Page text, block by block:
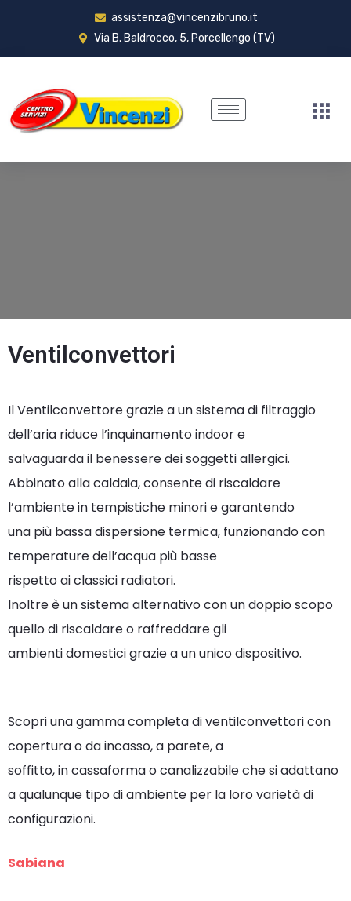
assistenza@vincenzibruno.it
Via B. Baldrocco, 5, Porcellengo (TV)
Ventilconvettori
Il Ventilconvettore grazie a un sistema di filtraggio
dell’aria riduce l’inquinamento indoor e
salvaguarda il benessere dei soggetti allergici.
Abbinato alla caldaia, consente di riscaldare
l’ambiente in tempistiche minori e garantendo
una più bassa dispersione termica, funzionando con
temperature dell’acqua più basse
rispetto ai classici radiatori.
Inoltre è un sistema alternativo con un doppio scopo
quello di riscaldare o raffreddare gli
ambienti domestici grazie a un unico dispositivo.
Scopri una gamma completa di ventilconvettori con
copertura o da incasso, a parete, a
soffitto, in cassaforma o canalizzabile che si adattano
a qualunque tipo di ambiente per la loro varietà di
configurazioni.
Sabiana